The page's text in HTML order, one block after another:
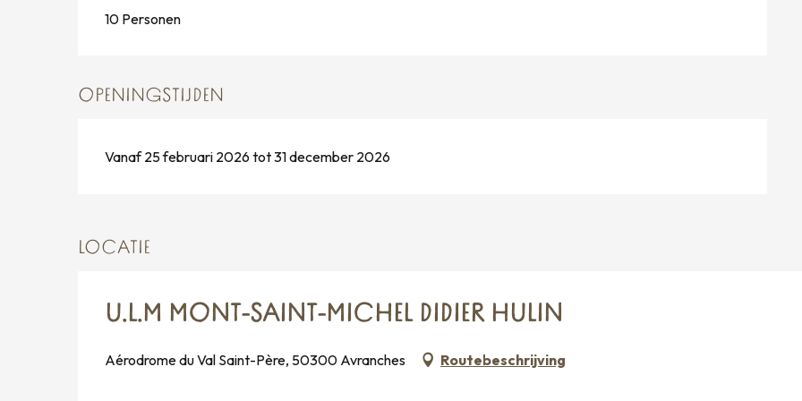
10 Personen
OPENINGSTIJDEN
Vanaf 25 februari 2026 tot 31 december 2026
LOCATIE
U.L.M MONT-SAINT-MICHEL DIDIER HULIN
Aérodrome du Val Saint-Père, 50300 Avranches Routebeschrijving